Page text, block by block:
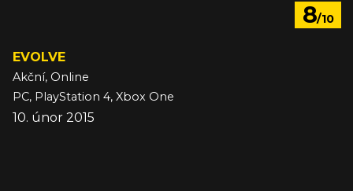
8/10
EVOLVE
Akční, Online
PC, PlayStation 4, Xbox One
10. únor 2015